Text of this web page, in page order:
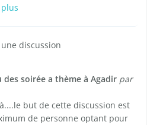
discussion
soirée a thème à Agadir par
but de cette discussion est
de personne optant pour